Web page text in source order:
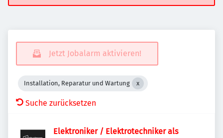
Jetzt Jobalarm aktivieren!
Installation, Reparatur und Wartung
Suche zurücksetzen
Elektroniker / Elektrotechniker als